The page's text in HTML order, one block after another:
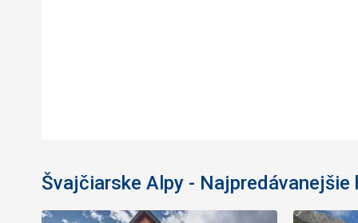
Švajčiarske Alpy - Najpredávanejšie